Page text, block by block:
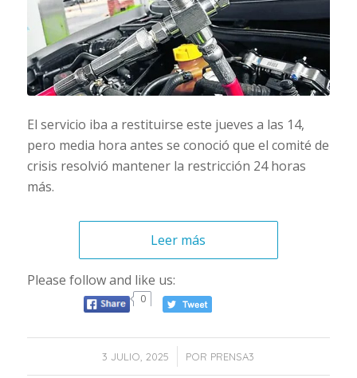
El servicio iba a restituirse este jueves a las 14,
pero media hora antes se conoció que el comité de
crisis resolvió mantener la restricción 24 horas
más.
Leer más
Please follow and like us:
0
3 JULIO, 2025
/ POR PRENSA3